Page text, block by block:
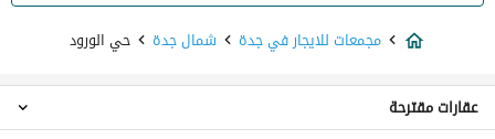
مجمعات للايجار في جدة
شمال جدة حي الورود
عقارات مقترحة